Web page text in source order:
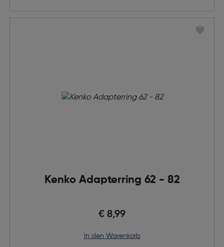
Kenko Adapterring 62 - 82
€ 8,99
in den Warenkorb